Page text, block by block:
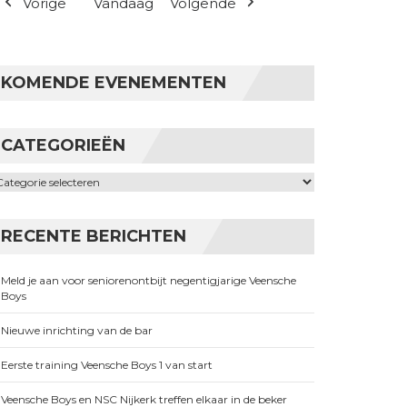
KOMENDE EVENEMENTEN
CATEGORIEËN
RECENTE BERICHTEN
Meld je aan voor seniorenontbijt negentigjarige Veensche
Boys
Nieuwe inrichting van de bar
Eerste training Veensche Boys 1 van start
Veensche Boys en NSC Nijkerk treffen elkaar in de beker